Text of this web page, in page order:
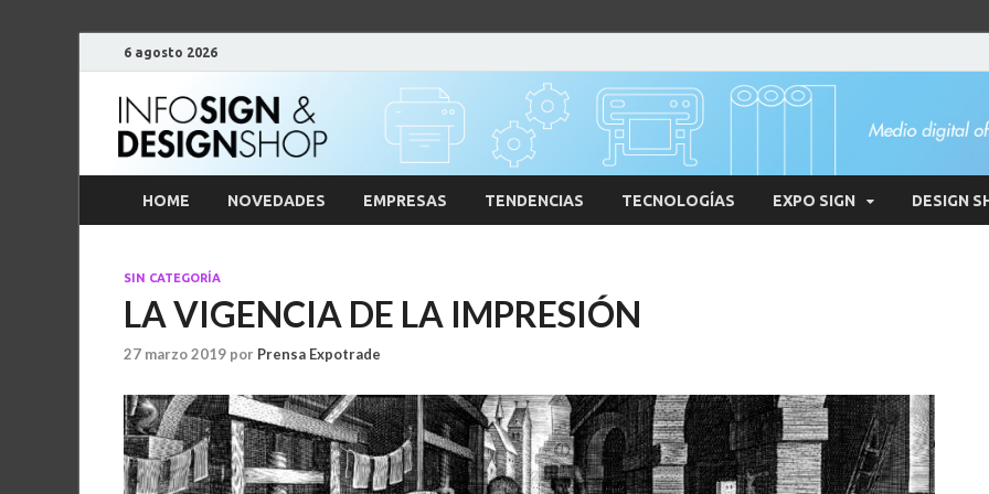
6 agosto 2026
HOME NOVEDADES EMPRESAS TENDENCIAS TECNOLOGÍAS EXPO SIGN DESIGN
SIN CATEGORÍA
LA VIGENCIA DE LA IMPRESIÓN
27 marzo 2019 por Prensa Expotrade